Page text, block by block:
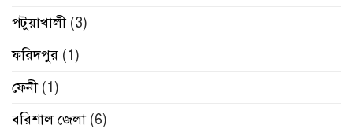
পটুয়াখালী(3)
ফরিদপুর (1)
ফেনী(1)
বরিশাল জেলা (6)